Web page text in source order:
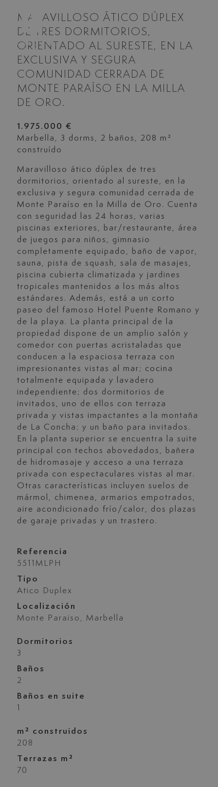
MARAVILLOSO ÁTICO DÚPLEX
DE TRES DORMITORIOS,
ORIENTADO AL SURESTE, EN LA
EXCLUSIVA Y SEGURA
COMUNIDAD CERRADA DE
MONTE PARAÍSO EN LA MILLA
DE ORO.
1.975.000 €
Marbella, 3 dorms, 2 baños, 208 m²
construído
Maravilloso ático dúplex de tres
dormitorios, orientado al sureste, en la
exclusiva y segura comunidad cerrada de
Monte Paraíso en la Milla de Oro. Cuenta
con seguridad las 24 horas, varias
piscinas exteriores, bar/restaurante, área
de juegos para niños, gimnasio
completamente equipado, baño de vapor,
sauna, pista de squash, sala de masajes,
piscina cubierta climatizada y jardines
tropicales mantenidos a los más altos
estándares. Además, está a un corto
paseo del famoso Hotel Puente Romano y
de la playa. La planta principal de la
propiedad dispone de un amplio salón y
comedor con puertas acristaladas que
conducen a la espaciosa terraza con
impresionantes vistas al mar; cocina
totalmente equipada y lavadero
independiente; dos dormitorios de
invitados, uno de ellos con terraza
privada y vistas impactantes a la montaña
de La Concha; y un baño para invitados.
En la planta superior se encuentra la suite
principal con techos abovedados, bañera
de hidromasaje y acceso a una terraza
privada con espectaculares vistas al mar.
Otras características incluyen suelos de
mármol, chimenea, armarios empotrados,
aire acondicionado frío/calor, dos plazas
de garaje privadas y un trastero.
Referencia
5511MLPH
Tipo
Atico Duplex
Localización
Monte Paraiso, Marbella
Dormitorios
3
Baños
2
Baños en suite
1
m² construidos
208
Terrazas m²
70